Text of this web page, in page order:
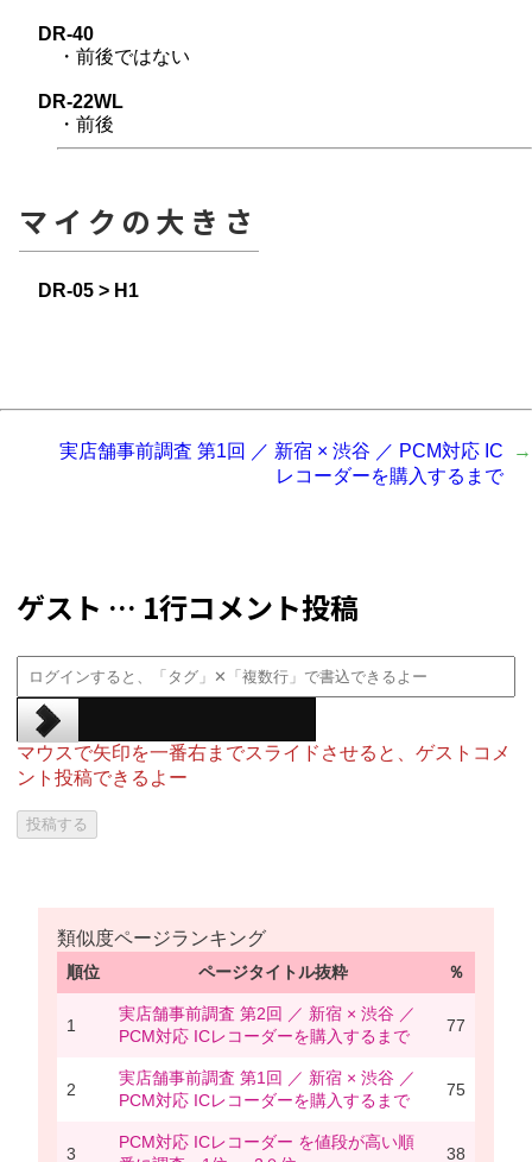
DR-40
・前後ではない
DR-22WL
・前後
マイクの大きさ
DR-05 > H1
実店舗事前調査 第1回 ／ 新宿 × 渋谷 ／ PCM対応 IC
レコーダーを購入するまで
ゲスト … 1行コメント投稿
マウスで矢印を一番右までスライドさせると、ゲストコメ
ント投稿できるよー
類似度ページランキング
順位 ページタイトル抜粋 ％
1
実店舗事前調査 第2回 ／ 新宿 × 渋谷 ／
PCM対応 ICレコーダーを購入するまで
77
2
実店舗事前調査 第1回 ／ 新宿 × 渋谷 ／
PCM対応 ICレコーダーを購入するまで
75
3
PCM対応 ICレコーダー を値段が高い順
38